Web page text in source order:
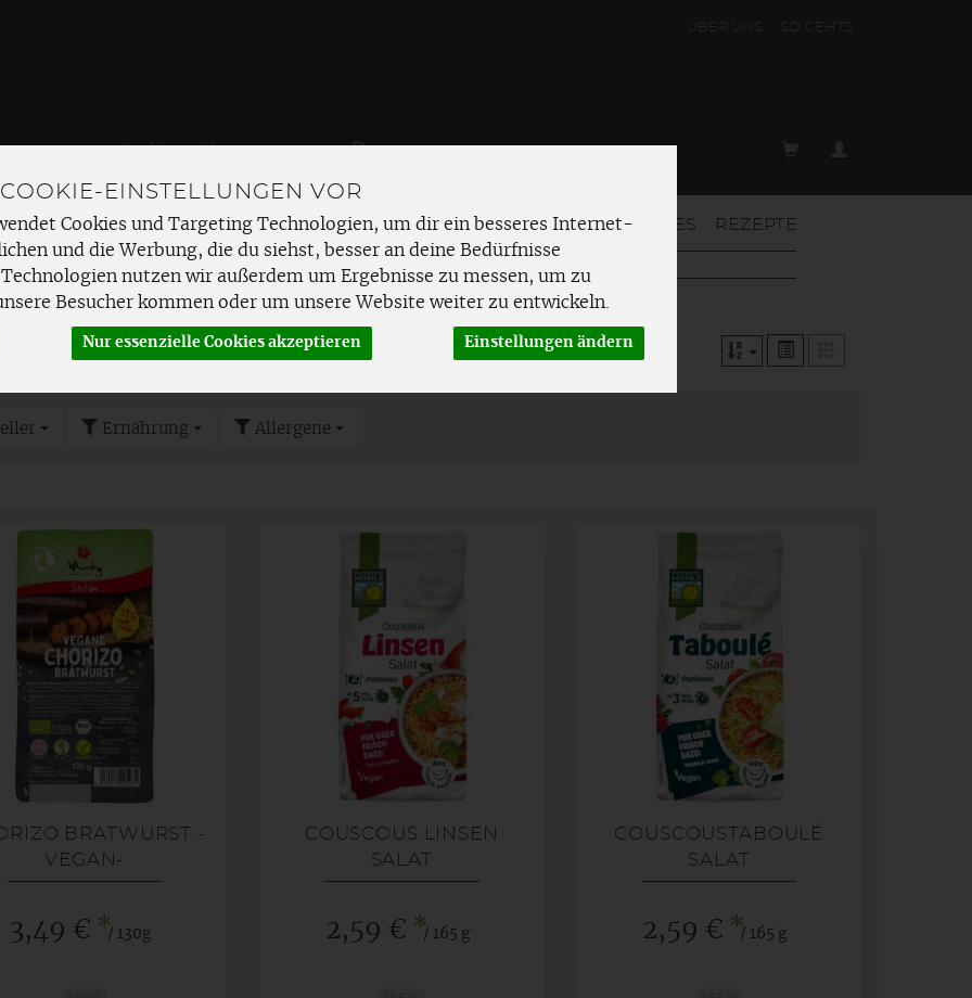
EINSTELLUNGEN VOR
Cookies und Targeting Technologien, um dir ein besseres Internet-
und die Werbung, die du siehst, besser an deine Bedürfnisse
Technologien nutzen wir außerdem um Ergebnisse zu messen, um zu
Besucher kommen oder um unsere Website weiter zu entwickeln.
Nur essenzielle Cookies akzeptieren Einstellungen ändern
FRISCHETHEKE SPEISEKAMMER HAUSHALT & MEHR AKTUELLES REZEPTE
Vegetarisch Kochen
Ernährung Allergene
BRATWURST -
VEGAN-
3,49 € */ 130g
COUSCOUS LINSEN
SALAT
2,59 € */ 165 g
COUSCOUSTABOULÉ
SALAT
2,59 € */ 165 g